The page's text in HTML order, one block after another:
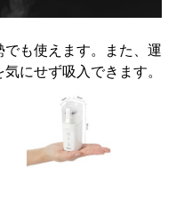
も使えます。また、運
にせず吸入できます。